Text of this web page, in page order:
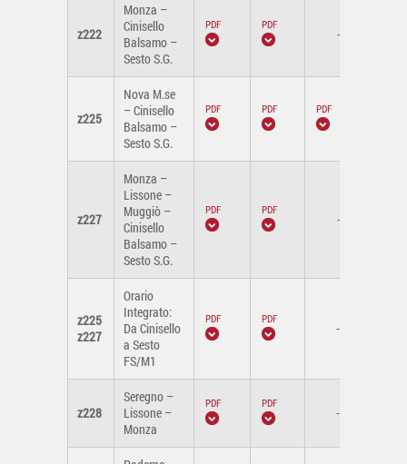
z222
Monza –
Cinisello
Balsamo –
Sesto S.G.
-
z225
Nova M.se
– Cinisello
Balsamo –
Sesto S.G.
z227
Monza –
Lissone –
Muggiò –
Cinisello
Balsamo –
Sesto S.G.
-
z225
z227
Orario
Integrato:
Da Cinisello
a Sesto
FS/M1
-
z228
Seregno –
Lissone –
Monza
-